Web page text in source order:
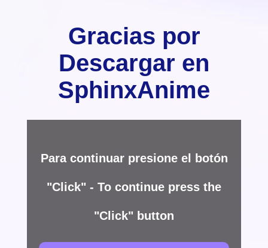
Gracias por
Descargar en
SphinxAnime
Para continuar presione el botón
"Click" - To continue press the
"Click" button